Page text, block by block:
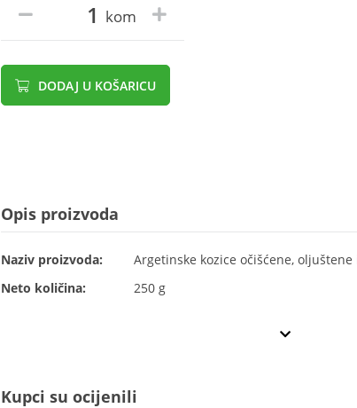
kom
DODAJ U KOŠARICU
Opis proizvoda
Naziv proizvoda:
Argetinske kozice očišćene,
Neto količina:
250 g
Kupci su ocijenili